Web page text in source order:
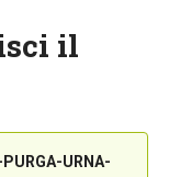
il
URNA-